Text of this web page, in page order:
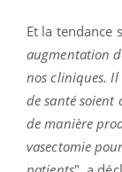
Et la tendance
augmentation
nos cliniques. Il
de santé soient
de manière
vasectomie